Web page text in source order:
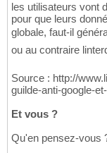
les utilisateurs vont
pour que leurs
globale, faut-il
ou au contraire
Source : http://
guilde-anti-google-
Et vous ?
Qu'en pensez-vous